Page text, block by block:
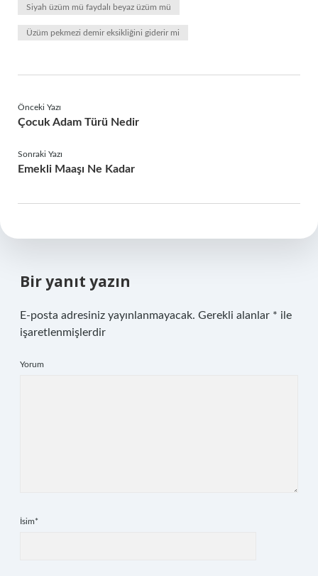
Siyah üzüm mü faydalı beyaz üzüm mü
Üzüm pekmezi demir eksikliğini giderir mi
Önceki Yazı
Çocuk Adam Türü Nedir
Sonraki Yazı
Emekli Maaşı Ne Kadar
Bir yanıt yazın
E-posta adresiniz yayınlanmayacak. Gerekli alanlar * ile
işaretlenmişlerdir
Yorum
İsim*